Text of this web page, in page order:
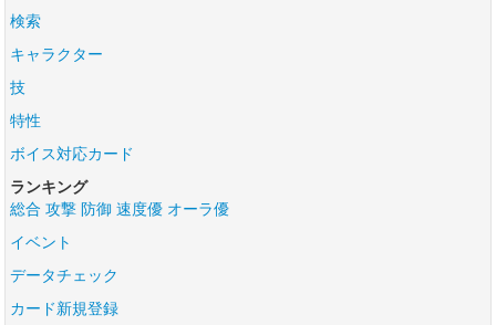
検索
キャラクター
技
特性
ボイス対応カード
ランキング
総合 攻撃 防御 速度優 オーラ優
イベント
データチェック
カード新規登録